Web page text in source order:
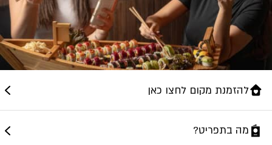
להזמנת מקום לחצו כאן
מה בתפריט?